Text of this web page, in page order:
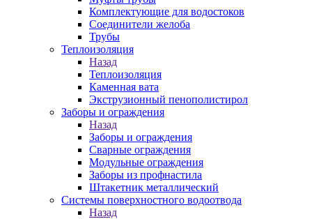
Комплектующие для водостоков
Соединители желоба
Трубы
Теплоизоляция
Назад
Теплоизоляция
Каменная вата
Экструзионный пенополистирол
Заборы и ограждения
Назад
Заборы и ограждения
Сварные ограждения
Модульные ограждения
Заборы из профнастила
Штакетник металлический
Системы поверхностного водоотвода
Назад